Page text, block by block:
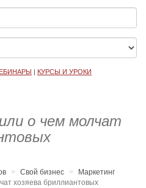
| КУРСЫ И УРОКИ
о чем молчат
Свой бизнес
Маркетинг
хозяева бриллиантовых